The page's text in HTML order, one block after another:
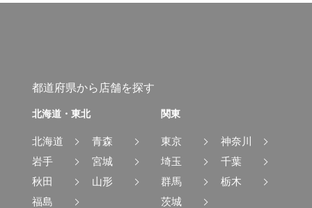
都道府県から店舗を探す
北海道・東北
北海道
青森
岩手
宮城
秋田
山形
福島
関東
東京
神奈川
埼玉
千葉
群馬
栃木
茨城